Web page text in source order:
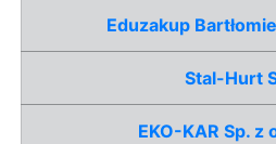
Eduzakup
Stal-Hurt
EKO-KAR Sp. z